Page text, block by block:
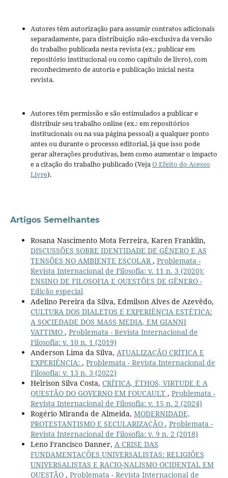
Autores têm autorização para assumir contratos adicionais
separadamente, para distribuição não-exclusiva da versão
do trabalho publicada nesta revista (ex.: publicar em
repositório institucional ou como capítulo de livro), com
reconhecimento de autoria e publicação inicial nesta
revista.
Autores têm permissão e são estimulados a publicar e
distribuir seu trabalho online (ex.: em repositórios
institucionais ou na sua página pessoal) a qualquer ponto
antes ou durante o processo editorial, já que isso pode
gerar alterações produtivas, bem como aumentar o impacto
e a citação do trabalho publicado (VejaO Efeito do Acesso
Livre).
Artigos Semelhantes
Rosana Nascimento Mota Ferreira, Karen Franklin,
DISCUSSÕES SOBRE IDENTIDADE DE GÊNERO E AS
TENSÕES NO AMBIENTE ESCOLAR , Problemata -
Revista Internacional de Filosofia: v. 11 n. 3 (2020):
ENSINO DE FILOSOFIA E QUESTÕES DE GÊNERO -
Edição especial
Adelino Pereira da Silva, Edmilson Alves de Azevêdo,
CULTURA DOS DIALETOS E EXPERIÊNCIA ESTÉTICA:
A SOCIEDADE DOS MASS MEDIA, EM GIANNI
VATTIMO , Problemata - Revista Internacional de
Filosofia: v. 10 n. 1 (2019)
Anderson Lima da Silva, ATUALIZAÇÃO CRÍTICA E
EXPERIÊNCIA: , Problemata - Revista Internacional de
Filosofia: v. 13 n. 3 (2022)
Helrison Silva Costa, CRÍTICA, ÉTHOS, VIRTUDE E A
QUESTÃO DO GOVERNO EM FOUCAULT , Problemata -
Revista Internacional de Filosofia: v. 15 n. 2 (2024)
Rogério Miranda de Almeida, MODERNIDADE,
PROTESTANTISMO E SECULARIZAÇÃO , Problemata -
Revista Internacional de Filosofia: v. 9 n. 2 (2018)
Leno Francisco Danner, A CRISE DAS
FUNDAMENTAÇÕES UNIVERSALISTAS: RELIGIÕES
UNIVERSALISTAS E RACIO-NALISMO OCIDENTAL EM
QUESTÃO , Problemata - Revista Internacional de